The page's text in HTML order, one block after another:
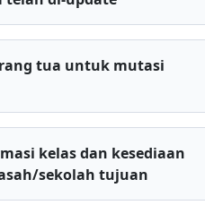
tua untuk mutasi
kelas dan kesediaan
sekolah tujuan